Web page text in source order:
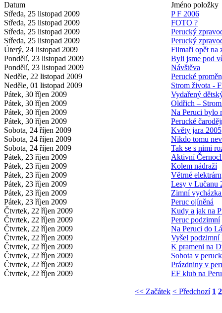
Datum
Jméno položky
Středa, 25 listopad 2009
P F 2006
Středa, 25 listopad 2009
FOTO ?
Středa, 25 listopad 2009
Perucký
Středa, 25 listopad 2009
Perucký
Úterý, 24 listopad 2009
Filmaři opět na
Pondělí, 23 listopad 2009
Byli jsme pod
Pondělí, 23 listopad 2009
Návštěva
Neděle, 22 listopad 2009
Perucké
Neděle, 01 listopad 2009
Strom života -
Pátek, 30 říjen 2009
Vydařený
Pátek, 30 říjen 2009
Oldřich –
Pátek, 30 říjen 2009
Na Peruci bylo
Pátek, 30 říjen 2009
Perucké
Sobota, 24 říjen 2009
Květy jara 2005
Sobota, 24 říjen 2009
Nikdo tomu
Sobota, 24 říjen 2009
Tak se s nimi
Pátek, 23 říjen 2009
Aktivní
Pátek, 23 říjen 2009
Kolem nádraží
Pátek, 23 říjen 2009
Větrné
Pátek, 23 říjen 2009
Lesy v Lučanu
Pátek, 23 říjen 2009
Zimní
Pátek, 23 říjen 2009
Peruc ojíněná
Čtvrtek, 22 říjen 2009
Kudy a jak na
Čtvrtek, 22 říjen 2009
Peruc podzimní
Čtvrtek, 22 říjen 2009
Na Peruci do
Čtvrtek, 22 říjen 2009
Vyšel podzimní
Čtvrtek, 22 říjen 2009
K prameni na
Čtvrtek, 22 říjen 2009
Sobota v
Čtvrtek, 22 říjen 2009
Prázdniny v
Čtvrtek, 22 říjen 2009
EF klub na
<< Začátek < Předchozí 1 2